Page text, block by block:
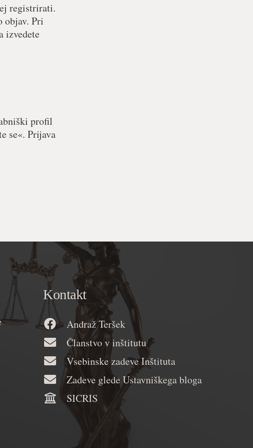
registrirati.
objav. Pri
izvedete
profil
se«. Prijava
Kontakt
Andraž Teršek
Članstvo v inštitutu
Vsebinske zadeve Inštituta
Zadeve glede Ustavniškega bloga
SICRIS